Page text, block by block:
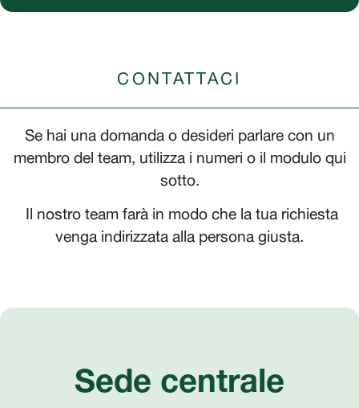
CONTATTACI
Se hai una domanda o desideri parlare con un
membro del team, utilizza i numeri o il modulo qui
sotto.
Il nostro team farà in modo che la tua richiesta
venga indirizzata alla persona giusta.
Sede centrale